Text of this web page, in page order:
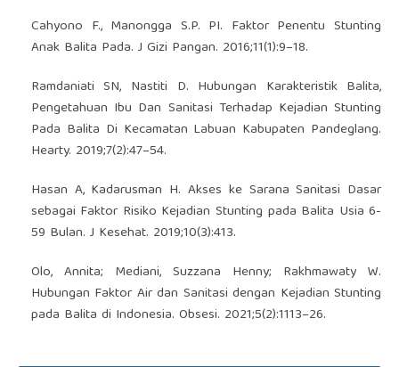
Cahyono F., Manongga S.P. PI. Faktor Penentu Stunting
Anak Balita Pada. J Gizi Pangan. 2016;11(1):9–18.
Ramdaniati SN, Nastiti D. Hubungan Karakteristik Balita,
Pengetahuan Ibu Dan Sanitasi Terhadap Kejadian Stunting
Pada Balita Di Kecamatan Labuan Kabupaten Pandeglang.
Hearty. 2019;7(2):47–54.
Hasan A, Kadarusman H. Akses ke Sarana Sanitasi Dasar
sebagai Faktor Risiko Kejadian Stunting pada Balita Usia 6-
59 Bulan. J Kesehat. 2019;10(3):413.
Olo, Annita; Mediani, Suzzana Henny; Rakhmawaty W.
Hubungan Faktor Air dan Sanitasi dengan Kejadian Stunting
pada Balita di Indonesia. Obsesi. 2021;5(2):1113–26.